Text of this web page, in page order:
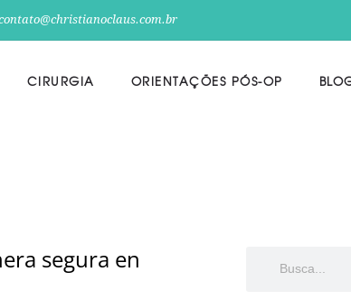
CIRURGIA ORIENTAÇÕES PÓS-OP
segura en